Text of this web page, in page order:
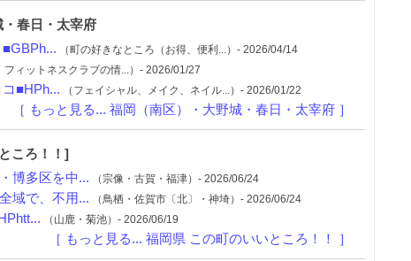
春日・太宰府
（町の好きなところ（お得、便利...）- 2026/04/14
フィットネスクラブの情...）- 2026/01/27
■HPh... （フェイシャル、メイク、ネイル...）- 2026/01/22
［ もっと見る... 福岡（南区）・大野城・春日・太宰府 ］
ころ！！]
博多区を中... （宗像・古賀・福津）- 2026/06/24
域で、不用... （鳥栖・佐賀市〔北〕・神埼）- 2026/06/24
（山鹿・菊池）- 2026/06/19
［ もっと見る... 福岡県 この町のいいところ！！ ］